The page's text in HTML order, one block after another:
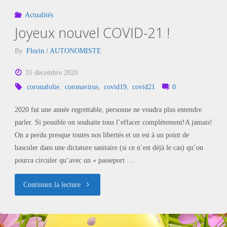
Actualités
Joyeux nouvel COVID-21 !
By Florin / AUTONOMISTE
31 décembre 2020
coronafolie
coronavirus, covid19, covid21 0
2020 fut une année regrettable, personne ne voudra plus entendre
parler. Si possible on souhaite tous l’effacer complètement!A jamais!
On a perdu presque toutes nos libertés et on est à un point de
basculer dans une dictature sanitaire (si ce n’est déjà le cas) qu’on
pourra circuler qu’avec un « passeport …
Continuez la lecture"Joyeux